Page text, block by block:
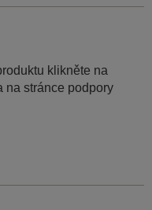
klikněte na
na stránce podpory